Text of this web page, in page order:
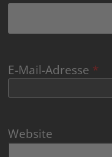
E-Mail-Adresse *
Website